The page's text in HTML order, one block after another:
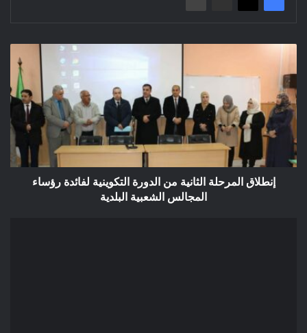
الثانية
من
الدورة
التكوينية
لفائدة
رؤساء
المجالس
الشعبيةإنطلاق المرحلة الثانية من الدورة التكوينية لفائدة رؤساء
المجالس الشعبية البلدية